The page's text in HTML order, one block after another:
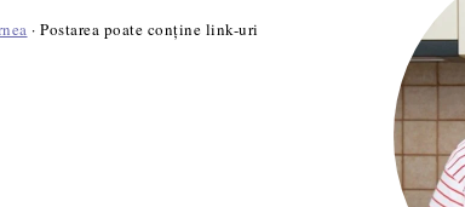
· Postarea poate conține link-uri